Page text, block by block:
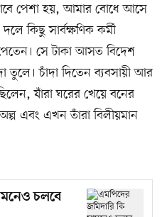
পেশা হয়, আমার বোধে আসে
কিছু সার্বক্ষণিক কর্মী
সে টাকা আসত বিদেশ
তুলে। চাঁদা দিতেন ব্যবসায়ী আর
যাঁরা ঘরের খেয়ে বনের
এবং এখন তাঁরা বিলীয়মান
চলবে